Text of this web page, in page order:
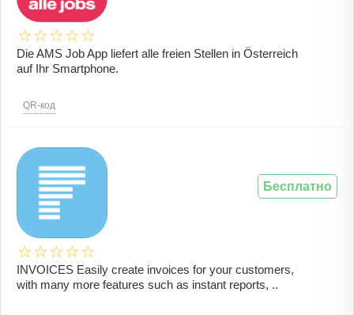
Die AMS Job App liefert alle freien Stellen in Österreich
auf Ihr Smartphone.
QR-код
INVOICES Easily create invoices for your customers,
with many more features such as instant reports, ..
Бесплатно